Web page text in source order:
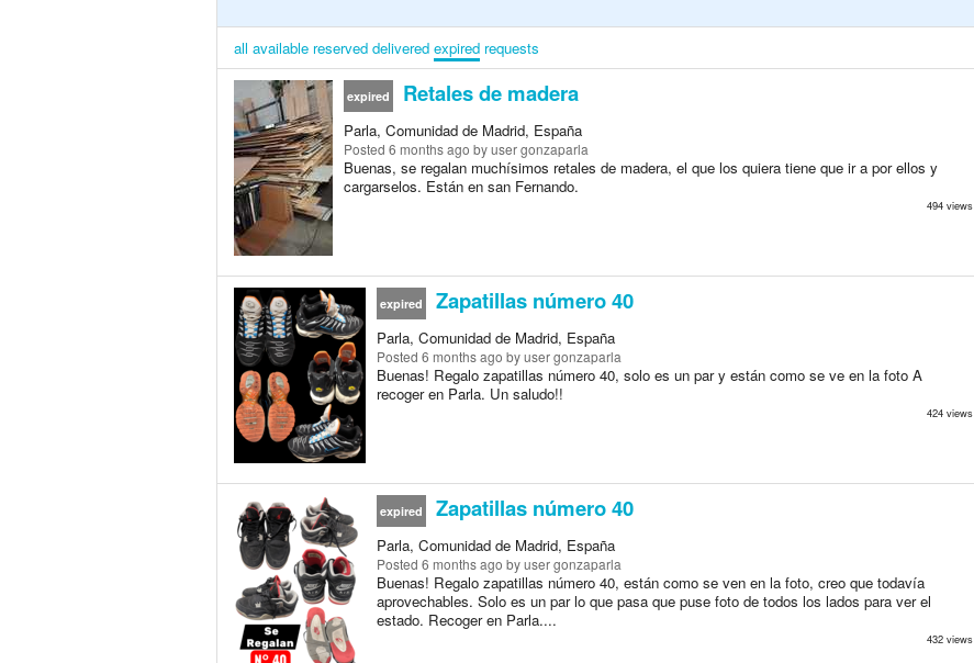
all available reserved delivered expired requests
expired Retales de madera
Parla, Comunidad de Madrid, España
Posted 6 months ago by user gonzaparla
Buenas, se regalan muchísimos retales de madera, el que los quiera tiene que ir a por ellos y
cargarselos. Están en san Fernando.
494 views
expired Zapatillas número 40
Parla, Comunidad de Madrid, España
Posted 6 months ago by user gonzaparla
Buenas! Regalo zapatillas número 40, solo es un par y están como se ve en la foto A
recoger en Parla. Un saludo!!
424 views
expired Zapatillas número 40
Parla, Comunidad de Madrid, España
Posted 6 months ago by user gonzaparla
Buenas! Regalo zapatillas número 40, están como se ven en la foto, creo que todavía
aprovechables. Solo es un par lo que pasa que puse foto de todos los lados para ver el
estado. Recoger en Parla....
432 views